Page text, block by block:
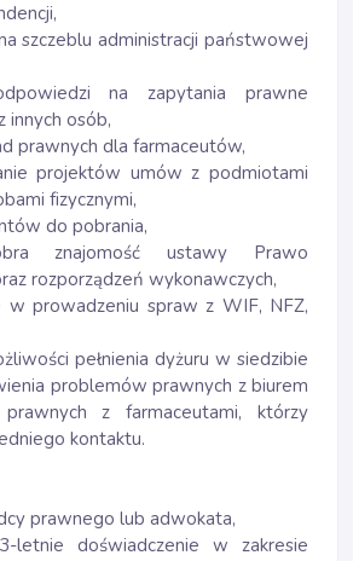
szczeblu administracji państwowej
na zapytania prawne
innych osób,
prawnych dla farmaceutów,
projektów umów z podmiotami
fizycznymi,
do pobrania,
znajomość ustawy Prawo
rozporządzeń wykonawczych,
w prowadzeniu spraw z WIF, NFZ,
pełnienia dyżuru w siedzibie
problemów prawnych z biurem
z farmaceutami, którzy
kontaktu.
prawnego lub adwokata,
letnie doświadczenie w zakresie